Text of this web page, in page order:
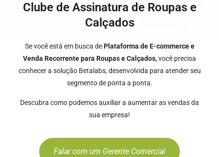
Clube de Assinatura de Roupas e
Calçados
Se você está em busca dePlataforma de E-commerce e
Venda Recorrente para Roupas e Calçados,você precisa
conhecer a solução Betalabs, desenvolvida para atender seu
segmento de ponta a ponta.
Descubra como podemos auxiliar a aumentar as vendas da
sua empresa!
Falar com um Gerente Comercial